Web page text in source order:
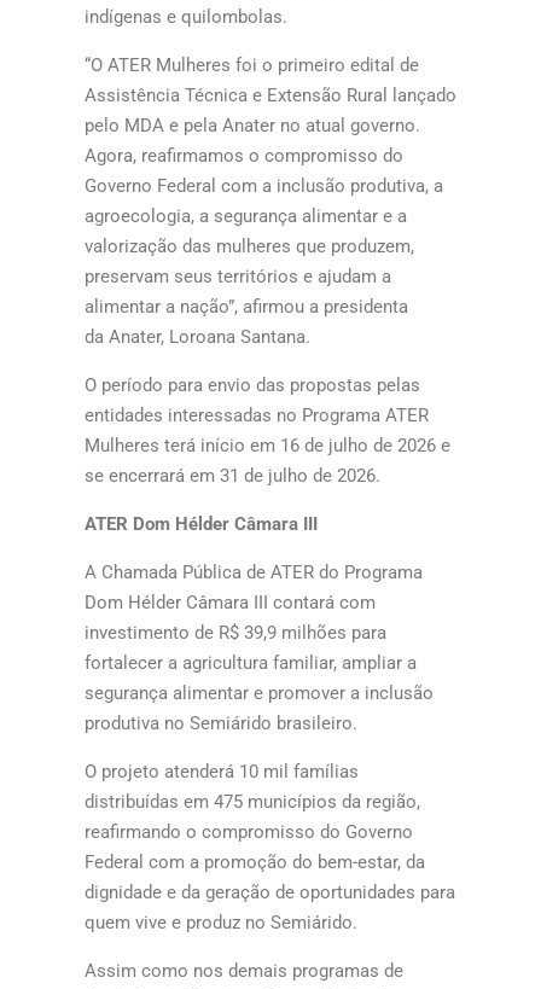
indígenas e quilombolas.
“O ATER Mulheres foi o primeiro edital de
Assistência Técnica e Extensão Rural lançado
pelo MDA e pela Anater no atual governo.
Agora, reafirmamos o compromisso do
Governo Federal com a inclusão produtiva, a
agroecologia, a segurança alimentar e a
valorização das mulheres que produzem,
preservam seus territórios e ajudam a
alimentar a nação”, afirmou a presidenta
da Anater, Loroana Santana.
O período para envio das propostas pelas
entidades interessadas no Programa ATER
Mulheres terá início em 16 de julho de 2026 e
se encerrará em 31 de julho de 2026.
ATER Dom Hélder Câmara III
A Chamada Pública de ATER do Programa
Dom Hélder Câmara III contará com
investimento de R$ 39,9 milhões para
fortalecer a agricultura familiar, ampliar a
segurança alimentar e promover a inclusão
produtiva no Semiárido brasileiro.
O projeto atenderá 10 mil famílias
distribuídas em 475 municípios da região,
reafirmando o compromisso do Governo
Federal com a promoção do bem-estar, da
dignidade e da geração de oportunidades para
quem vive e produz no Semiárido.
Assim como nos demais programas de